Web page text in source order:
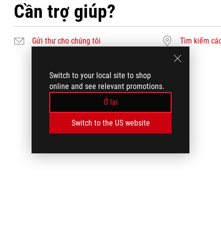
Switch to your local site to shop
online and see relevant promotions.
Ở lại
Switch to the US website
Cần trợ giúp?
Gửi thư cho chúng tôi Tìm kiếm